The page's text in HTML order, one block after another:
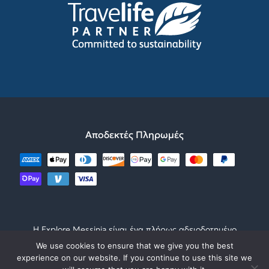
ΒΑΘΜΟΛΟΓΗΣΗ ΤΑΞΙΔΙΟΥ
ΨΗΦΙΑΚΟ ΦΥΛΛΑΔΙΟ
ΑΕΙΦΟΡΙΑ
ΓΙΝΕ ΜΕΡΟΣ ΤΗΣ ΟΜΑΔΑΣ
Αποδεκτές Πληρωμές
Η Explore Messinia είναι ένα πλήρως αδειοδοτημένο
τουριστικό γραφείο από τον ΕΟΤ με
ΜΗΤΕ1249Ε60000050901 ΓΕΜΗ12791444500
We use cookies to ensure that we give you the best
experience on our website. If you continue to use this site we